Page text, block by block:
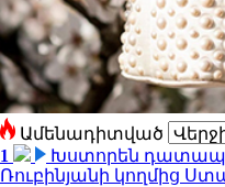
Ամենադիտված
1
Խստորեն
Ռուբինյանի կողմից